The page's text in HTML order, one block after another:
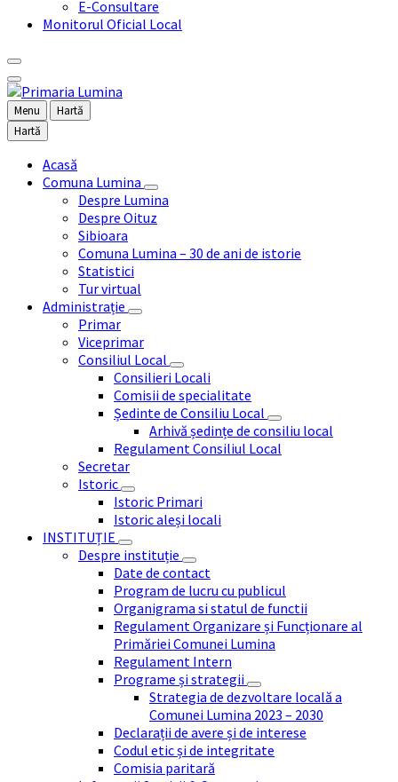
E-Consultare
Monitorul Oficial Local
Menu
Hartă
Hartă
Acasă
Comuna Lumina
Despre Lumina
Despre Oituz
Sibioara
Comuna Lumina – 30 de ani de istorie
Statistici
Tur virtual
Administrație
Primar
Viceprimar
Consiliul Local
Consilieri Locali
Comisii de specialitate
Ședinte de Consiliu Local
Arhivă ședințe de consiliu local
Regulament Consiliul Local
Secretar
Istoric
Istoric Primari
Istoric aleși locali
INSTITUȚIE
Despre instituție
Date de contact
Program de lucru cu publicul
Organigrama si statul de functii
Regulament Organizare și Funcționare al
Primăriei Comunei Lumina
Regulament Intern
Programe și strategii
Strategia de dezvoltare locală a
Comunei Lumina 2023 – 2030
Declarații de avere și de interese
Codul etic și de integritate
Comisia paritară